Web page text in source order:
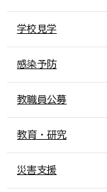
学校見学
感染予防
教職員公募
教育・研究
災害支援